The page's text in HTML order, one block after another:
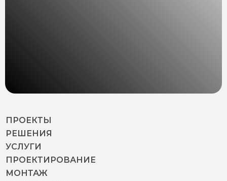
ПРОЕКТЫ
РЕШЕНИЯ
УСЛУГИ
ПРОЕКТИРОВАНИЕ
МОНТАЖ